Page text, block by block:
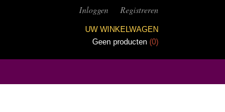
Inloggen Registreren
UW WINKELWAGEN
Geen producten (0)